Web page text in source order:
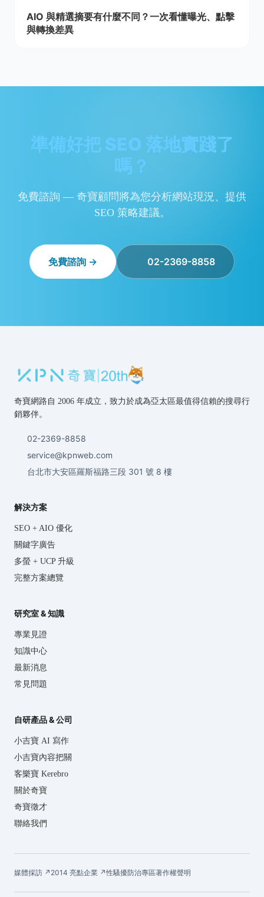
AIO 與精選摘要有什麼不同？一次看懂曝光、點擊
與轉換差異
準備好把 SEO 落地實踐了
嗎？
免費諮詢 — 奇寶顧問將為您分析網站現況、提供
SEO 策略建議。
免費諮詢 → 02-2369-8858
奇寶網路自 2006 年成立，致力於成為亞太區最值得信賴的搜尋行
銷夥伴。
02-2369-8858
service@kpnweb.com
台北市大安區羅斯福路三段 301 號 8 樓
解決方案
SEO + AIO 優化
關鍵字廣告
多螢 + UCP 升級
完整方案總覽
研究室 & 知識
專業見證
知識中心
最新消息
常見問題
自研產品 & 公司
小吉寶 AI 寫作
小吉寶內容把關
客樂寶 Kerebro
關於奇寶
奇寶徵才
聯絡我們
媒體採訪 ↗ 2014 亮點企業 ↗性騷擾防治專區著作權聲明